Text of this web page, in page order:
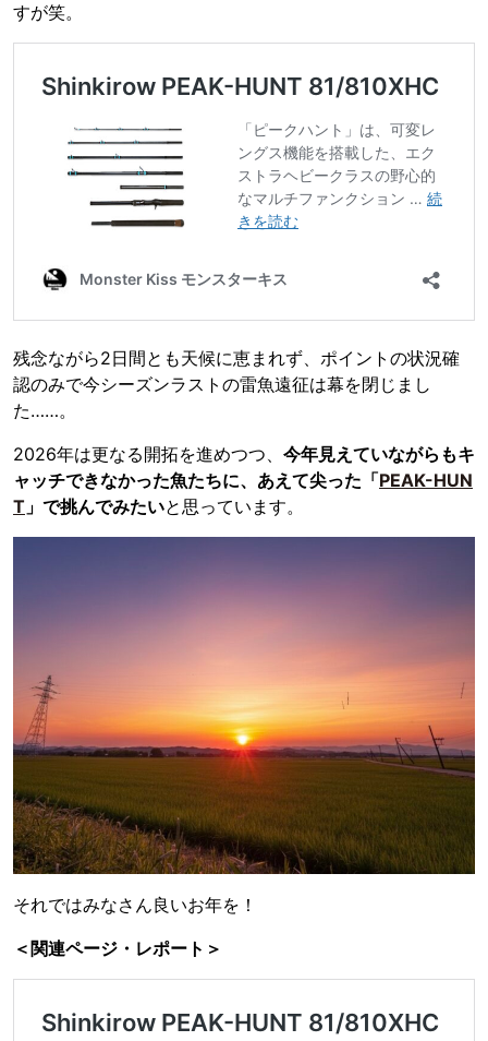
すが笑。
残念ながら2日間とも天候に恵まれず、ポイントの状況確
認のみで今シーズンラストの雷魚遠征は幕を閉じまし
た……。
2026年は更なる開拓を進めつつ、 今年見えていながらもキ
ャッチできなかった魚たちに、あえて尖った「PEAK-HUN
T 」で挑んでみたいと思っています。
それではみなさん良いお年を！
＜関連ページ・レポート＞